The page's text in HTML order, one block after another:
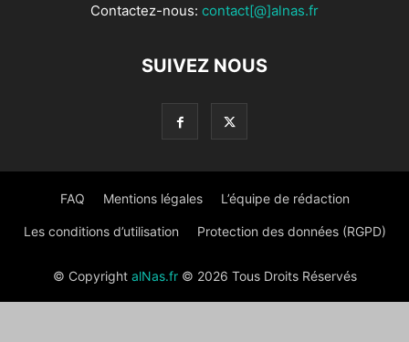
Contactez-nous: contact[@]alnas.fr
SUIVEZ NOUS
FAQ Mentions légales L’équipe de rédaction
Les conditions d’utilisation Protection des données (RGPD)
© Copyright alNas.fr© 2026 Tous Droits Réservés